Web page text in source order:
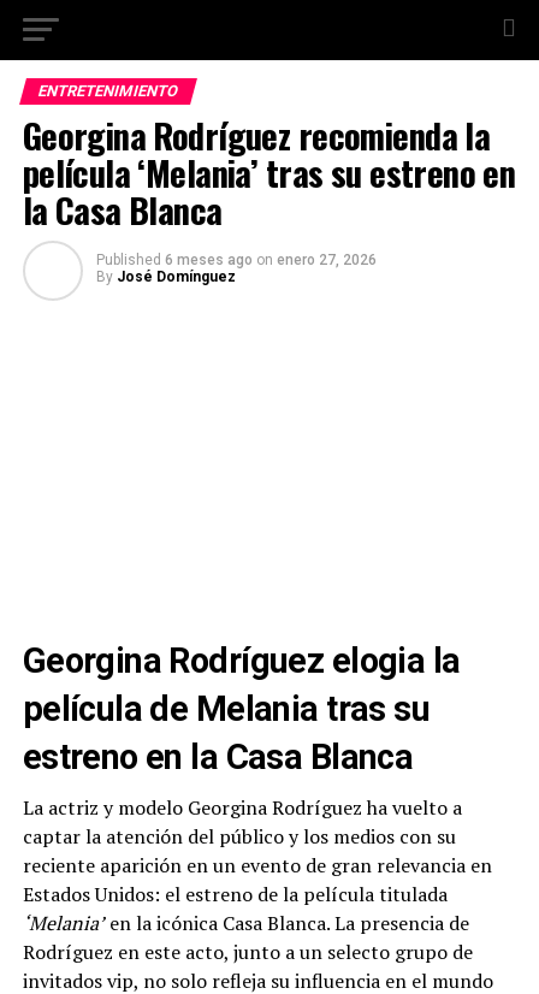
ENTRETENIMIENTO
Georgina Rodríguez recomienda la
película ‘Melania’ tras su estreno en
la Casa Blanca
Published 6 meses ago on enero 27, 2026
By José Domínguez
Georgina Rodríguez elogia la
película de Melania tras su
estreno en la Casa Blanca
La actriz y modelo Georgina Rodríguez ha vuelto a
captar la atención del público y los medios con su
reciente aparición en un evento de gran relevancia en
Estados Unidos: el estreno de la película titulada
‘Melania’en la icónica Casa Blanca. La presencia de
Rodríguez en este acto, junto a un selecto grupo de
invitados vip, no solo refleja su influencia en el mundo